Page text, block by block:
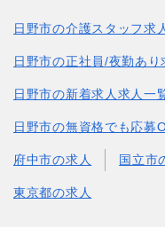
日野市の介護スタッフ求
日野市の正社員/夜勤あり
日野市の新着求人求人一
日野市の無資格でも応募
府中市の求人 国立市
東京都の求人